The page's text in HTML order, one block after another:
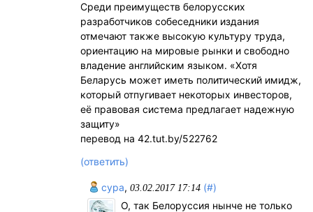
Среди преимуществ белорусских
разработчиков собеседники издания
отмечают также высокую культуру труда,
ориентацию на мировые рынки и свободно
владение английским языком. «Хотя
Беларусь может иметь политический имидж,
который отпугивает некоторых инвесторов,
её правовая система предлагает надежную
защиту»
перевод на 42.tut.by/522762
(ответить)
cypa, 03.02.2017 17:14 (#)
О, так Белоруссия нынче не только